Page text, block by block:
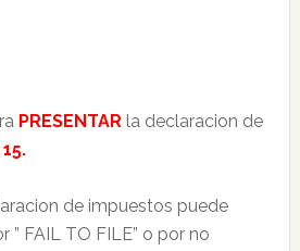
PRESENTAR la declaracion de
de impuestos puede
” FAIL TO FILE” o por no